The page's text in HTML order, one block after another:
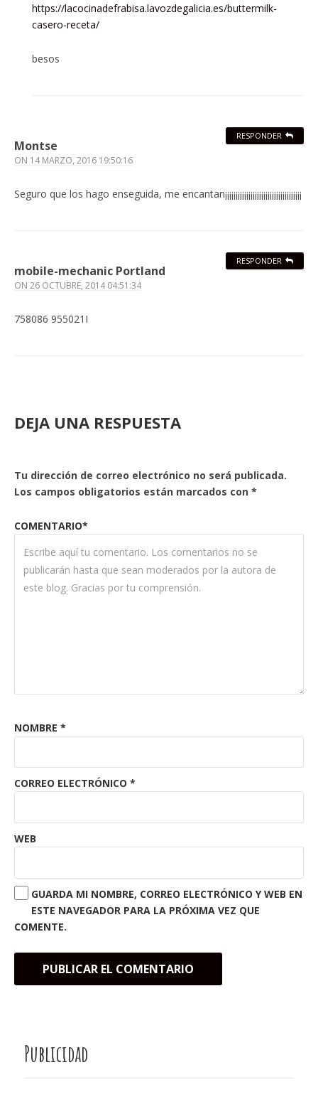
https://lacocinadefrabisa.lavozdegalicia.es/buttermilk-
casero-receta/
besos
Montse
ON 14 MARZO, 2016 19:50:16
Seguro que los hago enseguida, me encantan¡¡¡¡¡¡¡¡¡¡¡¡¡¡¡¡¡¡¡¡¡¡¡¡¡¡¡¡¡¡¡¡¡¡¡¡
RESPONDER
mobile-mechanic Portland
ON 26 OCTUBRE, 2014 04:51:34
758086 955021I
RESPONDER
DEJA UNA RESPUESTA
Tu dirección de correo electrónico no será publicada.
Los campos obligatorios están marcados con *
COMENTARIO*
NOMBRE *
CORREO ELECTRÓNICO *
WEB
GUARDA MI NOMBRE, CORREO ELECTRÓNICO Y WEB EN
ESTE NAVEGADOR PARA LA PRÓXIMA VEZ QUE
COMENTE.
Publicidad